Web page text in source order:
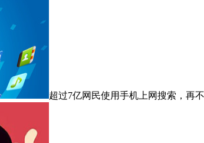
超过7亿网民使用手机上网搜索，再